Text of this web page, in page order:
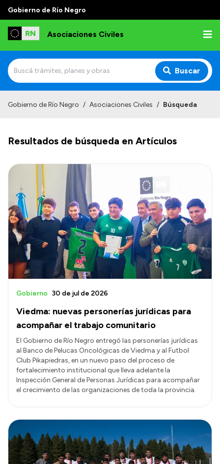
Gobierno de Río Negro
Asociaciones Civiles
Buscar
Misión
Autoridades, Áreas y Organismos
Delegaciones
Normativa
Gobierno de Río Negro / Asociaciones Civiles / Búsqueda
Resultados de búsqueda en Artículos
Viedma: nuevas personerías jurídicas para
acompañar el trabajo comunitario
Gobierno 30 de jul de 2026
El Gobierno de Río Negro entregó las personerías jurídicas
al Banco de Pelucas Oncológicas de Viedma y al Futbol
Club Pikapiedras, en un nuevo paso del proceso de
fortalecimiento institucional que lleva adelante la
Inspección General de Personas Jurídicas para acompañar
el crecimiento de las organizaciones de toda la provincia.